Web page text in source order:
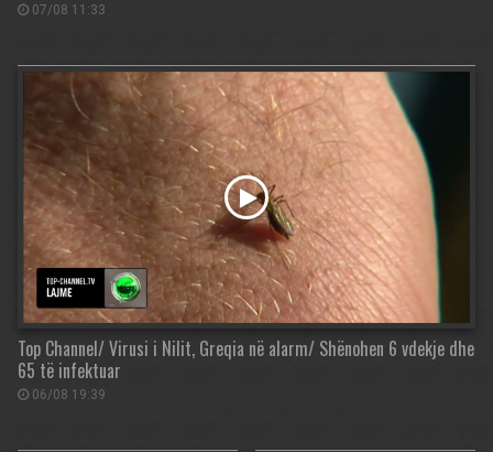
07/08 11:33
Top Channel/ Virusi i Nilit, Greqia në alarm/ Shënohen 6 vdekje dhe
65 të infektuar
06/08 19:39